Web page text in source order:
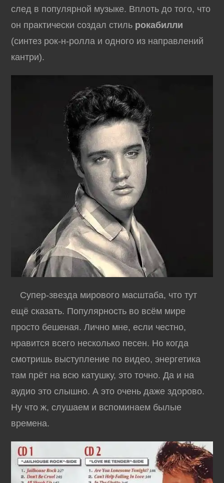
след в популярной музыке. Вплоть до того, что
он практически создал стиль рокабилли
(синтез рок-н-ролла и одного из направлений
кантри).
Супер-звезда мирового масштаба, что тут
ещё сказать. Популярность во всём мире
просто бешеная. Лично мне, если честно,
нравится всего несколько песен. Но когда
смотришь выступление по видео, энергетика
там прёт на всю катушку, это точно. Да и на
аудио это слышно. А это очень даже здорово.
Ну что ж, слушаем и вспоминаем былые
времена.